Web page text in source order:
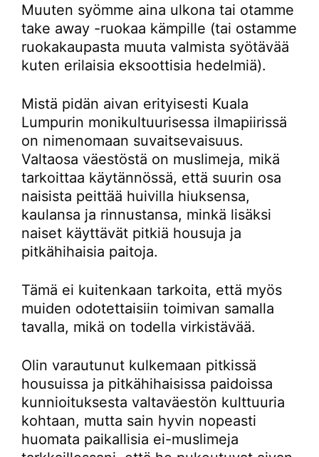
Muuten syömme aina ulkona tai otamme
take away -ruokaa kämpille (tai ostamme
ruokakaupasta muuta valmista syötävää
kuten erilaisia eksoottisia hedelmiä).
Mistä pidän aivan erityisesti Kuala
Lumpurin monikultuurisessa ilmapiirissä
on nimenomaan suvaitsevaisuus.
Valtaosa väestöstä on muslimeja, mikä
tarkoittaa käytännössä, että suurin osa
naisista peittää huivilla hiuksensa,
kaulansa ja rinnustansa, minkä lisäksi
naiset käyttävät pitkiä housuja ja
pitkähihaisia paitoja.
Tämä ei kuitenkaan tarkoita, että myös
muiden odotettaisiin toimivan samalla
tavalla, mikä on todella virkistävää.
Olin varautunut kulkemaan pitkissä
housuissa ja pitkähihaisissa paidoissa
kunnioituksesta valtaväestön kulttuuria
kohtaan, mutta sain hyvin nopeasti
huomata paikallisia ei-muslimeja